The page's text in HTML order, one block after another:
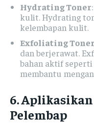
Hydrating Toner
kulit. Hydrating
kelembapan kulit.
Exfoliating Toner
dan berjerawat.
bahan aktif seperti
membantu
6.
Pelembap